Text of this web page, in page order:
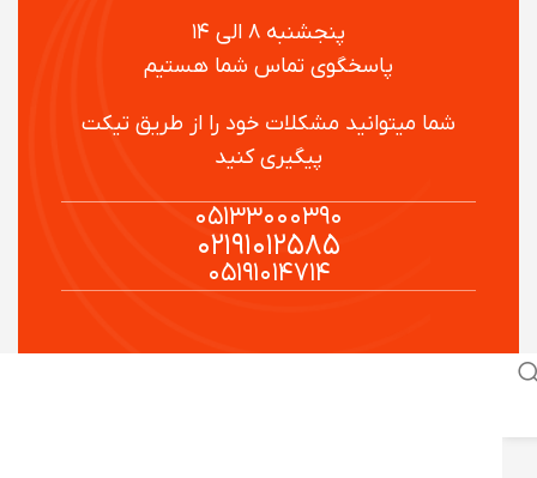
پنجشنبه ۸ الی ۱۴
پاسخگوی تماس شما هستیم
شما میتوانید مشکلات خود را از طریق تیکت
پیگیری کنید
۰۵۱۳۳۰۰۰۳۹۰
۰۲۱۹۱۰۱۲۵۸۵
۰۵۱۹۱۰۱۴۷۱۴